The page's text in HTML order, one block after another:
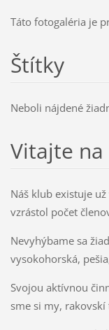
Táto fotogaléria je
Štítky
Neboli nájdené
Vitajte
Náš klub existuje
vzrástol počet
Nevyhýbame sa
vysokohorská,
Svojou aktívnou
sme si my,